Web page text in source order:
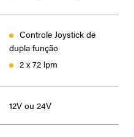
Controle Joystick de
dupla função
2 x 72 lpm
12V ou 24V